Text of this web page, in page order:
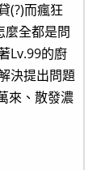
(?)而瘋狂
麼全都是問
Lv.99的廚
決提出問題
來、散發濃